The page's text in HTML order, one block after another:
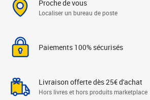
Proche de vous
Localiser un bureau de poste
Paiements 100% sécurisés
Livraison offerte dès 25€ d'achat
Hors livres et hors produits marketplace